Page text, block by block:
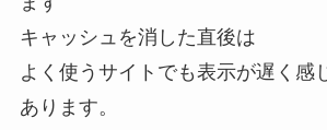
キャッシュを消した直後は
よく使うサイトでも表示が遅く感
あります。